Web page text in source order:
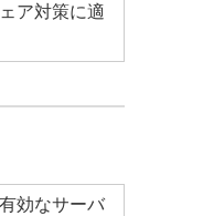
ア対策に適
効なサーバ